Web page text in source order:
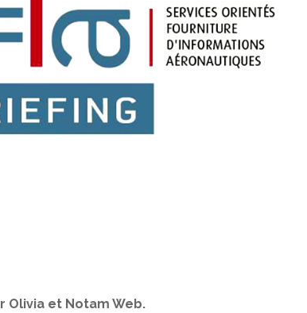
Olivia et Notam Web.